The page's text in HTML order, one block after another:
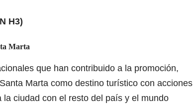
H3)
Marta
que han contribuido a la promoción,
Marta como destino turístico con acciones
ciudad con el resto del país y el mundo